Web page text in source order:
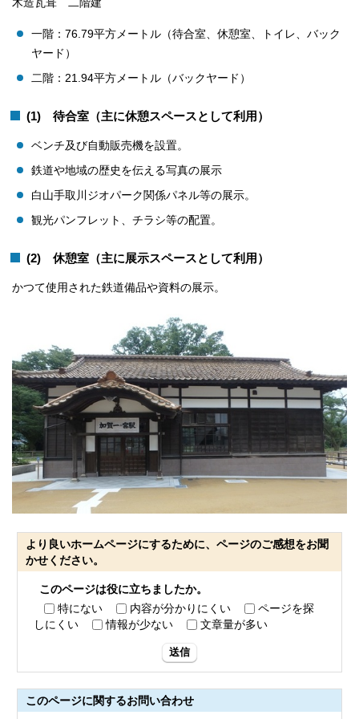
木造瓦葺 二階建
一階：76.79平方メートル（待合室、休憩室、トイレ、バック
ヤード）
二階：21.94平方メートル（バックヤード）
(1) 待合室（主に休憩スペースとして利用）
ベンチ及び自動販売機を設置。
鉄道や地域の歴史を伝える写真の展示
白山手取川ジオパーク関係パネル等の展示。
観光パンフレット、チラシ等の配置。
(2) 休憩室（主に展示スペースとして利用）
かつて使用された鉄道備品や資料の展示。
より良いホームページにするために、ページのご感想をお聞
かせください。
このページは役に立ちましたか。
特にない
内容が分かりにくい
ページを探
しにくい
情報が少ない 文章量が多い
送信
このページに関するお問い合わせ